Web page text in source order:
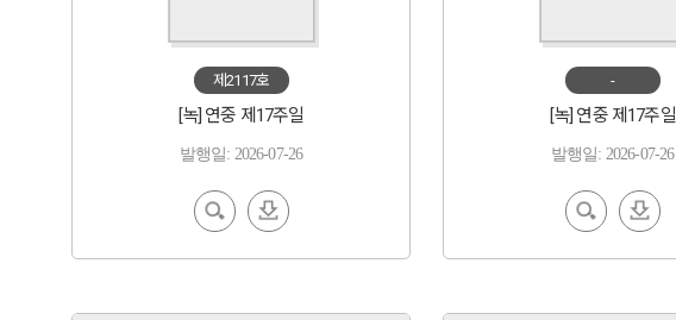
제2117호
[녹] 연중 제17주일
발행일: 2026-07-26
EBoo
k 보기
다운
로드
-
[녹] 연중 제17주일
발행일: 2026-07-26
EBoo
k 보기
다운
로드